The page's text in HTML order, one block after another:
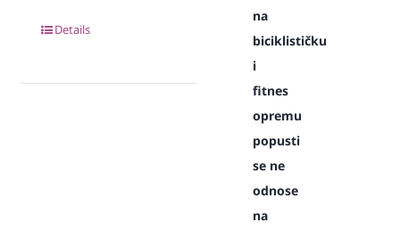
Details
na
biciklističku
i
fitnes
opremu
popusti
se ne
odnose
na